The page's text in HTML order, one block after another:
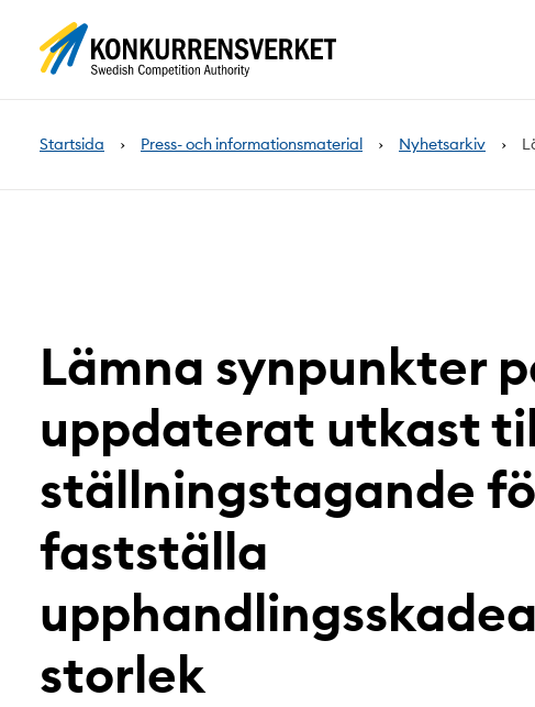
Startsida Press- och informationsmaterial Nyhetsarkiv
Lämna synpunkter
uppdaterat utkast
ställningstagande
fastställa
storlek